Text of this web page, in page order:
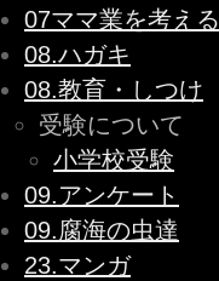
07ママ業を考える
08.ハガキ
08.教育・しつけ
受験について
小学校受験
09.アンケート
09.腐海の虫達
23.マンガ